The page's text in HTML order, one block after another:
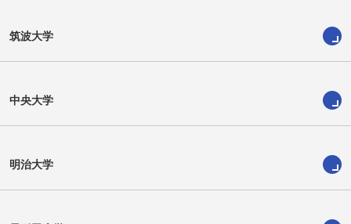
筑波大学
中央大学
明治大学